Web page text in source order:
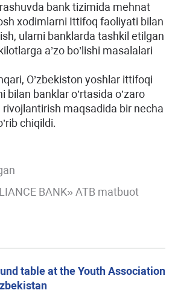
bank tizimida mehnat
xodimlarni Ittifoq faoliyati bilan
ularni banklarda tashkil etilgan
a’zo bo’lishi masalalari
O’zbekiston yoshlar ittifoqi
bilan banklar o’rtasida o’zaro
maqsadida bir necha
chiqildi.
BANK» ATB matbuot
table at the Youth Association